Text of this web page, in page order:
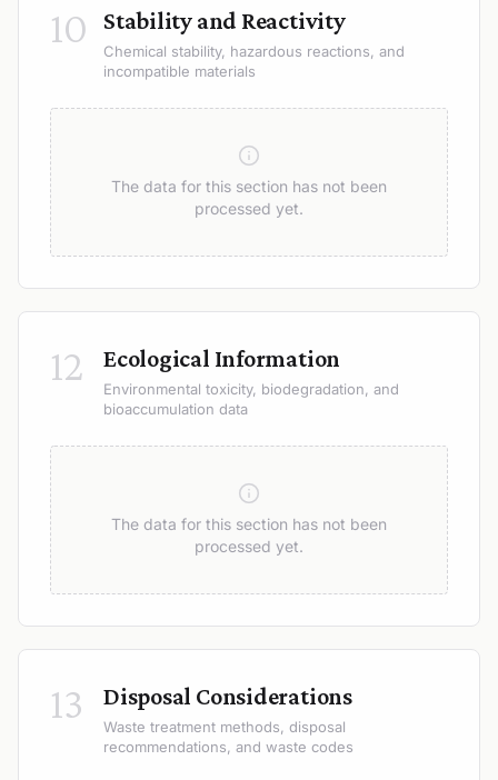
10 Stability and Reactivity
Chemical stability, hazardous reactions, and
incompatible materials
The data for this section has not been
processed yet.
12 Ecological Information
Environmental toxicity, biodegradation, and
bioaccumulation data
The data for this section has not been
processed yet.
13 Disposal Considerations
Waste treatment methods, disposal
recommendations, and waste codes